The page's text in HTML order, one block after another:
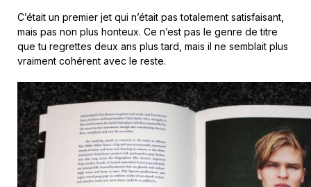
C’était un premier jet qui n’était pas totalement satisfaisant,
mais pas non plus honteux. Ce n’est pas le genre de titre
que tu regrettes deux ans plus tard, mais il ne semblait plus
vraiment cohérent avec le reste.